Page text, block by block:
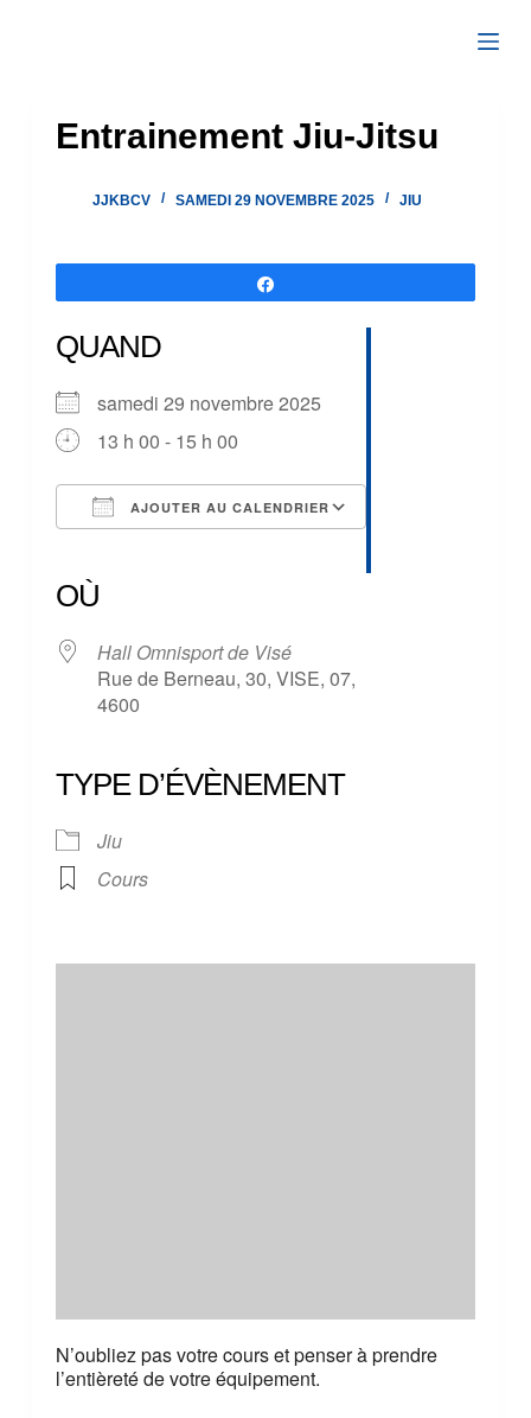
Entrainement Jiu-Jitsu
JJKBCV SAMEDI 29 NOVEMBRE 2025 JIU
QUAND
samedi 29 novembre 2025
13 h 00 - 15 h 00
AJOUTER AU CALENDRIER
OÙ
Hall Omnisport de Visé
Rue de Berneau, 30, VISE, 07,
4600
TYPE D’ÉVÈNEMENT
Jiu
Cours
N’oubliez pas votre cours et penser à prendre
l’entièreté de votre équipement.